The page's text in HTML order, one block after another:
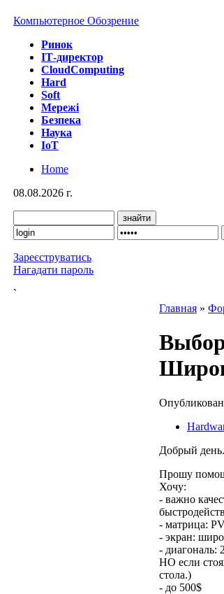
Компьютерное Обозрение
Ринок
IТ-директор
CloudComputing
Hard
Soft
Мережі
Безпека
Наука
IoT
Home
08.08.2026 г.
Зареєструватись
Нагадати пароль
`
Главная »
Добрый день.
Прошу
Хочу:
- важно
- матрица:
- экран:
- диагональ:
НО если
стола.)
- до 500$